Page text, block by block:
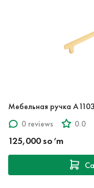
Мебельная ручка
0 reviews
0.0
125,000 so‘m